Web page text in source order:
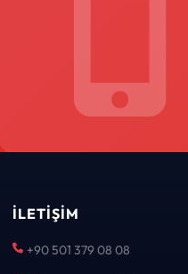
İLETIŞIM
+90 501 379 08 08